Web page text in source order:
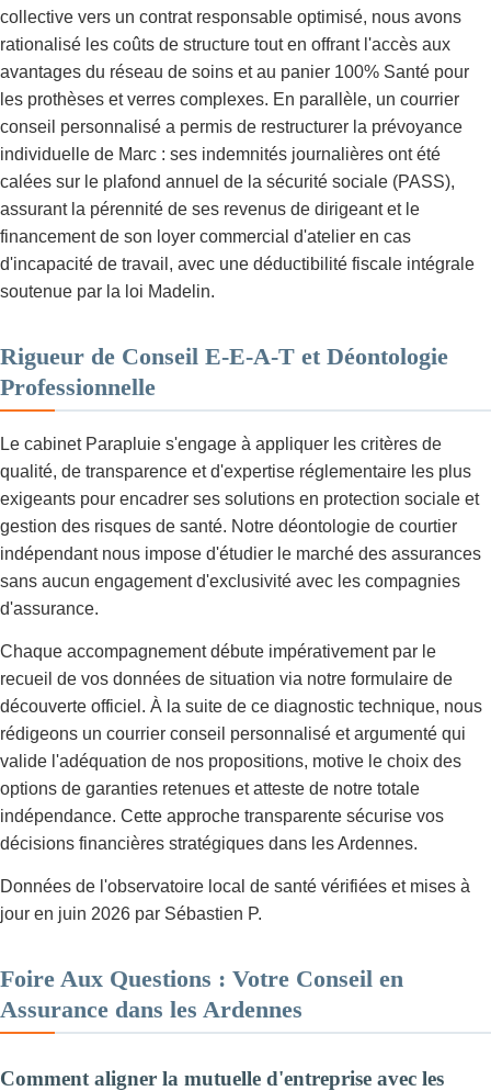
collective vers un contrat responsable optimisé, nous avons
rationalisé les coûts de structure tout en offrant l'accès aux
avantages du réseau de soins et au panier 100% Santé pour
les prothèses et verres complexes. En parallèle, un courrier
conseil personnalisé a permis de restructurer la prévoyance
individuelle de Marc : ses indemnités journalières ont été
calées sur le plafond annuel de la sécurité sociale (PASS),
assurant la pérennité de ses revenus de dirigeant et le
financement de son loyer commercial d'atelier en cas
d'incapacité de travail, avec une déductibilité fiscale intégrale
soutenue par la loi Madelin.
Rigueur de Conseil E-E-A-T et Déontologie
Professionnelle
Le cabinet Parapluie s'engage à appliquer les critères de
qualité, de transparence et d'expertise réglementaire les plus
exigeants pour encadrer ses solutions en protection sociale et
gestion des risques de santé. Notre déontologie de courtier
indépendant nous impose d'étudier le marché des assurances
sans aucun engagement d'exclusivité avec les compagnies
d'assurance.
Chaque accompagnement débute impérativement par le
recueil de vos données de situation via notre formulaire de
découverte officiel. À la suite de ce diagnostic technique, nous
rédigeons un courrier conseil personnalisé et argumenté qui
valide l'adéquation de nos propositions, motive le choix des
options de garanties retenues et atteste de notre totale
indépendance. Cette approche transparente sécurise vos
décisions financières stratégiques dans les Ardennes.
Données de l'observatoire local de santé vérifiées et mises à
jour en juin 2026 par Sébastien P.
Foire Aux Questions : Votre Conseil en
Assurance dans les Ardennes
Comment aligner la mutuelle d'entreprise avec les